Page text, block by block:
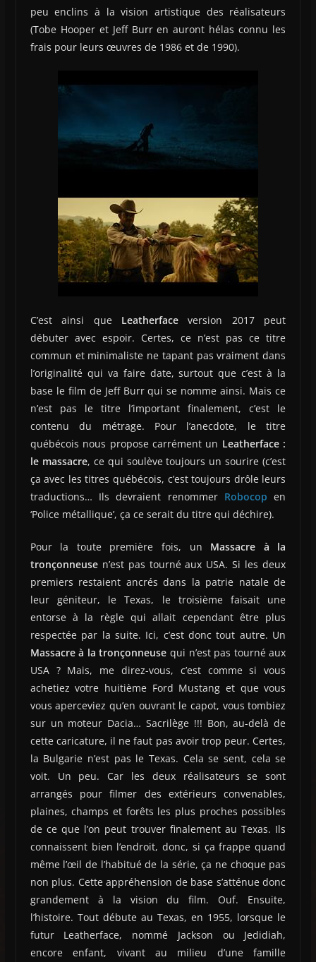
peu enclins à la vision artistique des réalisateurs
(Tobe Hooper et Jeff Burr en auront hélas connu les
frais pour leurs œuvres de 1986 et de 1990).
C’est ainsi que Leatherface version 2017 peut
débuter avec espoir. Certes, ce n’est pas ce titre
commun et minimaliste ne tapant pas vraiment dans
l’originalité qui va faire date, surtout que c’est à la
base le film de Jeff Burr qui se nomme ainsi. Mais ce
n’est pas le titre l’important finalement, c’est le
contenu du métrage. Pour l’anecdote, le titre
québécois nous propose carrément un Leatherface :
le massacre, ce qui soulève toujours un sourire (c’est
ça avec les titres québécois, c’est toujours drôle leurs
traductions… Ils devraient renommer Robocop en
‘Police métallique’, ça ce serait du titre qui déchire).
Pour la toute première fois, un Massacre à la
tronçonneusen’est pas tourné aux USA. Si les deux
premiers restaient ancrés dans la patrie natale de
leur géniteur, le Texas, le troisième faisait une
entorse à la règle qui allait cependant être plus
respectée par la suite. Ici, c’est donc tout autre. Un
Massacre à la tronçonneuse qui n’est pas tourné aux
USA ? Mais, me direz-vous, c’est comme si vous
achetiez votre huitième Ford Mustang et que vous
vous aperceviez qu’en ouvrant le capot, vous tombiez
sur un moteur Dacia… Sacrilège !!! Bon, au-delà de
cette caricature, il ne faut pas avoir trop peur. Certes,
la Bulgarie n’est pas le Texas. Cela se sent, cela se
voit. Un peu. Car les deux réalisateurs se sont
arrangés pour filmer des extérieurs convenables,
plaines, champs et forêts les plus proches possibles
de ce que l’on peut trouver finalement au Texas. Ils
connaissent bien l’endroit, donc, si ça frappe quand
même l’œil de l’habitué de la série, ça ne choque pas
non plus. Cette appréhension de base s’atténue donc
grandement à la vision du film. Ouf. Ensuite,
l’histoire. Tout débute au Texas, en 1955, lorsque le
futur Leatherface, nommé Jackson ou Jedidiah,
encore enfant, vivant au milieu d’une famille